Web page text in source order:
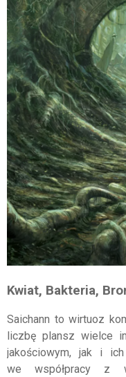
Kwiat, Bakteria,
Saichann to wirtuoz
liczbę plansz wielce
jakościowym, jak i
we współpracy z